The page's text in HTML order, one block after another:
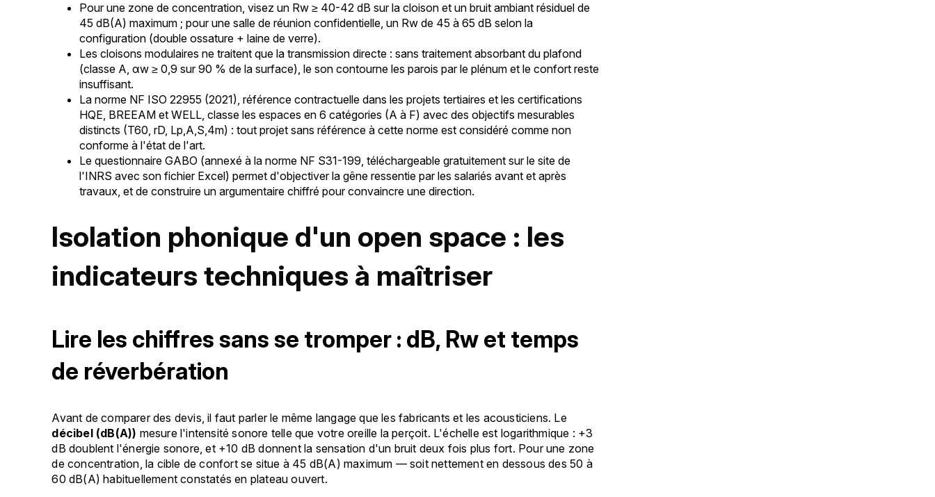
Pour une zone de concentration, visez un Rw ≥ 40-42 dB sur la cloison et un bruit ambiant résiduel de
45 dB(A) maximum ; pour une salle de réunion confidentielle, un Rw de 45 à 65 dB selon la
configuration (double ossature + laine de verre).
Les cloisons modulaires ne traitent que la transmission directe : sans traitement absorbant du plafond
(classe A, αw ≥ 0,9 sur 90 % de la surface), le son contourne les parois par le plénum et le confort reste
insuffisant.
La norme NF ISO 22955 (2021), référence contractuelle dans les projets tertiaires et les certifications
HQE, BREEAM et WELL, classe les espaces en 6 catégories (A à F) avec des objectifs mesurables
distincts (T60, rD, Lp,A,S,4m) : tout projet sans référence à cette norme est considéré comme non
conforme à l'état de l'art.
Le questionnaire GABO (annexé à la norme NF S31-199, téléchargeable gratuitement sur le site de
l'INRS avec son fichier Excel) permet d'objectiver la gêne ressentie par les salariés avant et après
travaux, et de construire un argumentaire chiffré pour convaincre une direction.
Isolation phonique d'un open space : les
indicateurs techniques à maîtriser
Lire les chiffres sans se tromper : dB, Rw et temps
de réverbération
Avant de comparer des devis, il faut parler le même langage que les fabricants et les acousticiens. Le
décibel (dB(A)) mesure l'intensité sonore telle que votre oreille la perçoit. L'échelle est logarithmique : +3
dB doublent l'énergie sonore, et +10 dB donnent la sensation d'un bruit deux fois plus fort. Pour une zone
de concentration, la cible de confort se situe à 45 dB(A) maximum — soit nettement en dessous des 50 à
60 dB(A) habituellement constatés en plateau ouvert.